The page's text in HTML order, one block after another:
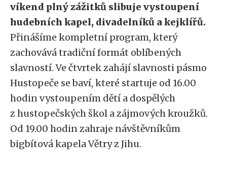
víkend plný zážitků slibuje vystoupení
hudebních kapel, divadelníků a kejklířů.
Přinášíme kompletní program, který
zachovává tradiční formát oblíbených
slavností. Ve čtvrtek zahájí slavnosti pásmo
Hustopeče se baví, které startuje od 16.00
hodin vystoupením dětí a dospělých
z hustopečských škol a zájmových kroužků.
Od 19.00 hodin zahraje návštěvníkům
bigbítová kapela Větry z Jihu.